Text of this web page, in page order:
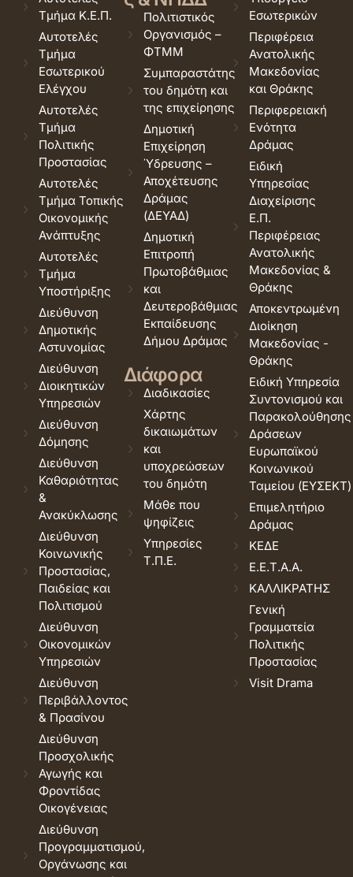
Τμήμα Κ.Ε.Π.
Αυτοτελές
Τμήμα
Εσωτερικού
Ελέγχου
Αυτοτελές
Τμήμα
Πολιτικής
Προστασίας
Αυτοτελές
Τμήμα Τοπικής
Οικονομικής
Ανάπτυξης
Αυτοτελές
Τμήμα
Υποστήριξης
Διεύθυνση
Δημοτικής
Αστυνομίας
Διεύθυνση
Διοικητικών
Υπηρεσιών
Διεύθυνση
Δόμησης
Διεύθυνση
Καθαριότητας
&
Ανακύκλωσης
Διεύθυνση
Κοινωνικής
Προστασίας,
Παιδείας και
Πολιτισμού
Διεύθυνση
Οικονομικών
Υπηρεσιών
Διεύθυνση
Περιβάλλοντος
& Πρασίνου
Διεύθυνση
Προσχολικής
Αγωγής και
Φροντίδας
Οικογένειας
Διεύθυνση
Προγραμματισμού,
Οργάνωσης και
Πολιτιστικός
Οργανισμός –
ΦΤΜΜ
Συμπαραστάτης
του δημότη και
της επιχείρησης
Δημοτική
Επιχείρηση
Ύδρευσης –
Αποχέτευσης
Δράμας
(ΔΕΥΑΔ)
Δημοτική
Επιτροπή
Πρωτοβάθμιας
και
Δευτεροβάθμιας
Εκπαίδευσης
Δήμου Δράμας
Διάφορα
Διαδικασίες
Χάρτης
δικαιωμάτων
και
υποχρεώσεων
του δημότη
Μάθε που
ψηφίζεις
Υπηρεσίες
Τ.Π.Ε.
Εσωτερικών
Περιφέρεια
Ανατολικής
Μακεδονίας
και Θράκης
Περιφερειακή
Ενότητα
Δράμας
Ειδική
Υπηρεσίας
Διαχείρισης
Ε.Π.
Περιφέρειας
Ανατολικής
Μακεδονίας &
Θράκης
Αποκεντρωμένη
Διοίκηση
Μακεδονίας -
Θράκης
Ειδική Υπηρεσία
Συντονισμού και
Παρακολούθησης
Δράσεων
Ευρωπαϊκού
Κοινωνικού
Ταμείου (ΕΥΣΕΚΤ)
Επιμελητήριο
Δράμας
ΚΕΔΕ
Ε.Ε.Τ.Α.Α.
ΚΑΛΛΙΚΡΑΤΗΣ
Γενική
Γραμματεία
Πολιτικής
Προστασίας
Visit Drama